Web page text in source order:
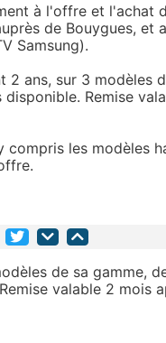
à l'offre et l'achat
de Bouygues, et
Samsung).
ans, sur 3 modèles
Remise
compris les modèles
de sa gamme,
valable 2 mois